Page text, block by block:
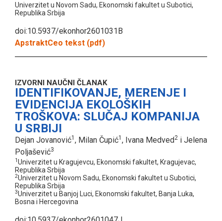
Univerzitet u Novom Sadu, Ekonomski fakultet u Subotici,
Republika Srbija
doi:10.5937/ekonhor2601031B
ApstraktCeo tekst (pdf)
IZVORNI NAUČNI ČLANAK
IDENTIFIKOVANJE, MERENJE I
EVIDENCIJA EKOLOŠKIH
TROŠKOVA: SLUČAJ KOMPANIJA
U SRBIJI
Dejan Jovanović1 , Milan Čupić1 , Ivana Medved2 i Jelena
Poljašević3
1Univerzitet u Kragujevcu, Ekonomski fakultet, Kragujevac,
Republika Srbija
2Univerzitet u Novom Sadu, Ekonomski fakultet u Subotici,
Republika Srbija
3Univerzitet u Banjoj Luci, Ekonomski fakultet, Banja Luka,
Bosna i Hercegovina